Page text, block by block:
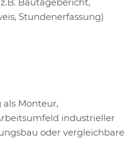
Bautagebericht,
Stundenerfassung)
Monteur,
industrieller
oder vergleichbare